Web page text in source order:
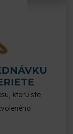
ktorú ste